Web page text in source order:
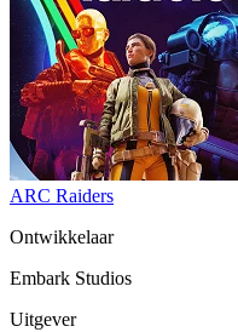
ARC Raiders
Ontwikkelaar
Embark Studios
Uitgever